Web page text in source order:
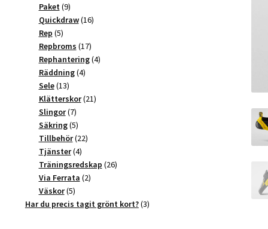
Paket 99
produkter
Quickdraw 1616
Rep 55
produkter
Repbroms 1717
produkter
Rephantering 44
Räddning 44
Sele 1313
produkter
Klätterskor 2121
Slingor 77
produkter
Säkring 55
produkter
Tillbehör 2222
Tjänster 44
produkter
Träningsredskap 2626
Via Ferrata 22
Väskor 55
produkter
Har du precis tagit grönt kort? 33